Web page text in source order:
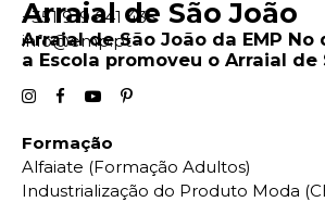
Arraial de São João
Arraial de São João da EMP No
a Escola promoveu o Arraial
+351 919 641 435
info@emp.pt
Formação
Alfaiate (Formação Adultos)
Industrialização do Produto Moda